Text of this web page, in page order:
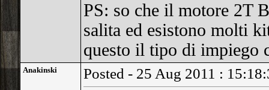
PS: so che il motore 2T
salita ed esistono molti
questo il tipo di impiego
Anakinski Posted - 25 Aug 2011 :